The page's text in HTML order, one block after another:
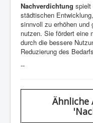
Nachverdichtung spielt
städtischen
sinnvoll zu erhöhen
nutzen. Sie fördert eine
durch die bessere
Reduzierung des
--
Ähnliche